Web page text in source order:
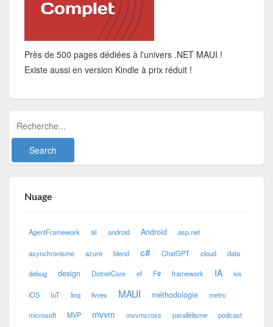
Près de 500 pages dédiées à l'univers .NET MAUI !
Existe aussi en version Kindle à prix réduit !
Nuage
AgentFramework ai android Android asp.net
asynchronisme azure blend c# ChatGPT cloud data
debug design DotnetCore ef F# framework IA ios
iOS IoT linq livres MAUI méthodologie metro
microsoft MVP mvvm mvvmcross parallélisme podcast